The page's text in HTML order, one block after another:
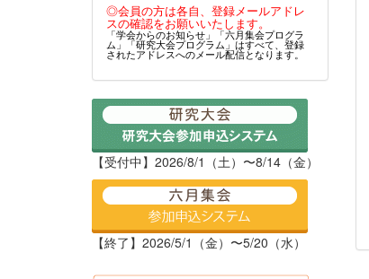
◎会員の方は各自、登録メールアドレ
スの確認をお願いいたします。
「学会からのお知らせ」「六月集会プログラ
ム」「研究大会プログラム」はすべて、登録
されたアドレスへのメール配信となります。
【受付中】2026/8/1（土）〜8/14（金）
【終了】2026/5/1（金）〜5/20（水）